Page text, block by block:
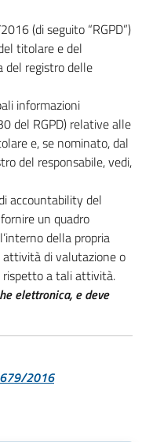
(di seguito “RGPD”)
titolare e del
registro delle
informazioni
del RGPD) relative alle
e, se nominato, dal
del responsabile, vedi,
accountability del
un quadro
della propria
attività di valutazione o
rispetto a tali attività.
elettronica, e deve
679/2016